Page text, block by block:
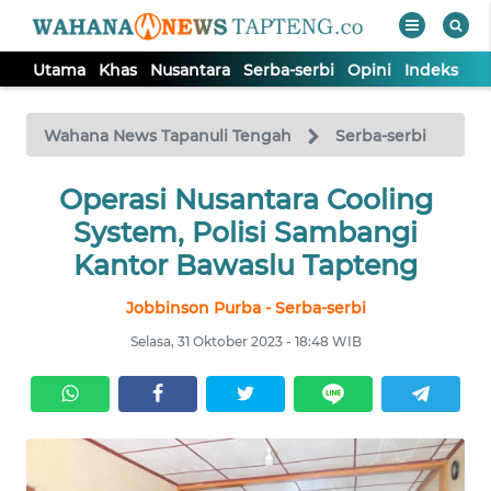
Utama Khas Nusantara Serba-serbi Opini Indeks
Wahana News Tapanuli Tengah Serba-serbi
Operasi Nusantara Cooling
System, Polisi Sambangi
Kantor Bawaslu Tapteng
Jobbinson Purba - Serba-serbi
Selasa, 31 Oktober 2023 - 18:48 WIB
TV
Tutup
UTAMA
SERBA-
SERBI